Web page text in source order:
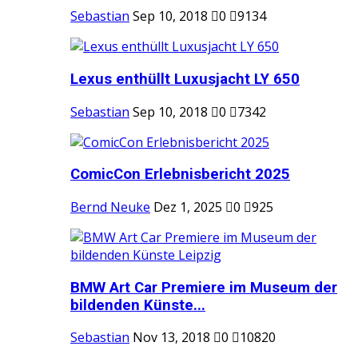
Sebastian Sep 10, 2018 0 9134
Lexus enthüllt Luxusjacht LY 650
Sebastian Sep 10, 2018 0 7342
ComicCon Erlebnisbericht 2025
Bernd Neuke Dez 1, 2025 0 925
BMW Art Car Premiere im Museum der
bildenden Künste...
Sebastian Nov 13, 2018 0
10820